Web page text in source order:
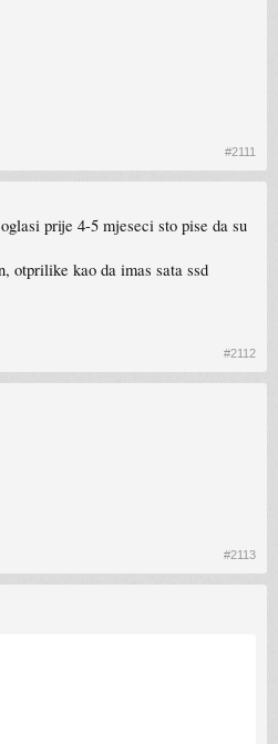
#2111
prije 4-5 mjeseci sto pise da su
otprilike kao da imas sata ssd
#2112
#2113